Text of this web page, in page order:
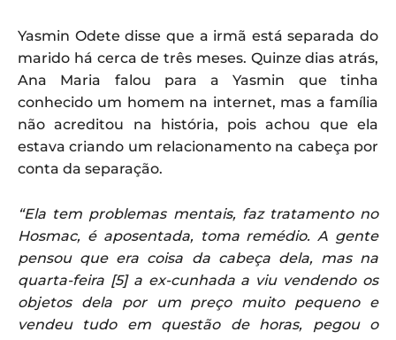
Yasmin Odete disse que a irmã está separada do
marido há cerca de três meses. Quinze dias atrás,
Ana Maria falou para a Yasmin que tinha
conhecido um homem na internet, mas a família
não acreditou na história, pois achou que ela
estava criando um relacionamento na cabeça por
conta da separação.
“Ela tem problemas mentais, faz tratamento no
Hosmac, é aposentada, toma remédio. A gente
pensou que era coisa da cabeça dela, mas na
quarta-feira [5] a ex-cunhada a viu vendendo os
objetos dela por um preço muito pequeno e
vendeu tudo em questão de horas, pegou o